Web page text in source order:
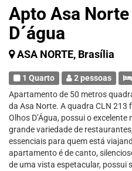
Apto Asa
D´água
ASA NORTE, Brasília
1 Quarto 2 pessoas
Apartamento de 50 metros
da Asa Norte. A quadra CLN 213
Olhos D’Água, possui o
grande variedade de
essenciais para quem está
apartamento é de canto,
de uma vista espetacular, possui